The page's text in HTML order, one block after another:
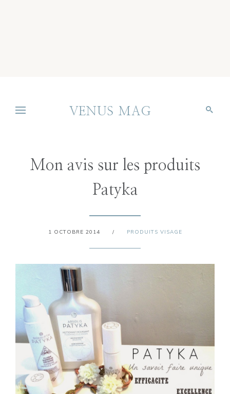
VENUS MAG
Mon avis sur les produits
Patyka
1 OCTOBRE 2014 / PRODUITS VISAGE